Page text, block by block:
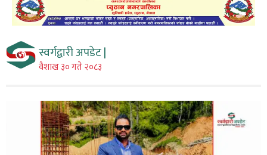
स्वर्गद्वारी अपडेट |
वैशाख ३० गते २०८३